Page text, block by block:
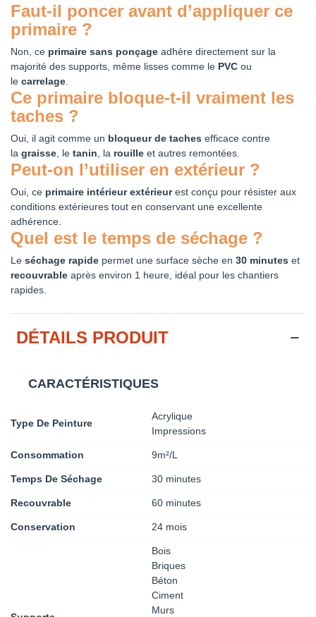
Faut-il poncer avant d’appliquer ce
primaire ?
Non, ce primaire sans ponçage adhère directement sur la
majorité des supports, même lisses comme le PVC ou
le carrelage
Ce primaire bloque-t-il vraiment les
taches ?
Oui, il agit comme un bloqueur de taches efficace contre
la graisse , le tanin , la rouille et autres remontées.
Peut-on l’utiliser en extérieur ?
Oui, ce primaire intérieur extérieurest conçu pour résister aux
conditions extérieures tout en conservant une excellente
adhérence.
Quel est le temps de séchage ?
Le séchage rapide permet une surface sèche en 30 minutes et
recouvrable après environ 1 heure, idéal pour les chantiers
rapides.
DÉTAILS PRODUIT
CARACTÉRISTIQUES
Type De Peinture
Acrylique
Impressions
Consommation 9m²/L
Temps De Séchage 30 minutes
Recouvrable 60 minutes
Conservation 24 mois
Bois
Briques
Béton
Ciment
Murs